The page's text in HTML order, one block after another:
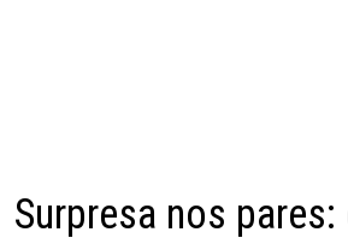
Surpresa nos